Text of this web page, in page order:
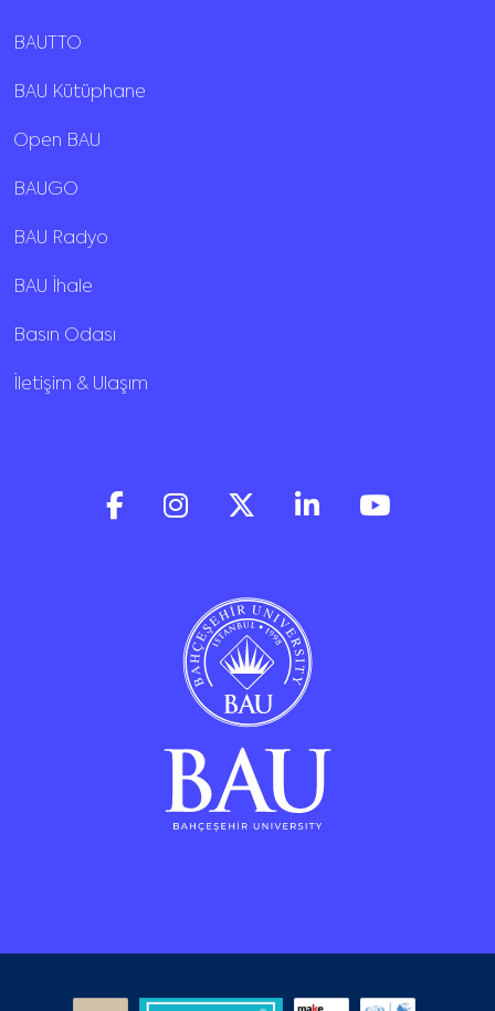
BAUTTO
BAU Kütüphane
Open BAU
BAUGO
BAU Radyo
BAU İhale
Basın Odası
İletişim & Ulaşım